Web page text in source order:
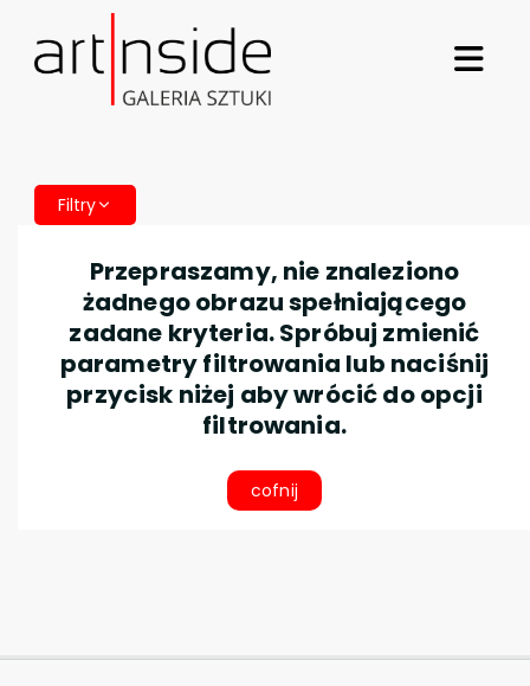
Filtry
Przepraszamy, nie znaleziono
żadnego obrazu spełniającego
zadane kryteria. Spróbuj zmienić
parametry filtrowania lub naciśnij
przycisk niżej aby wrócić do opcji
filtrowania.
cofnij